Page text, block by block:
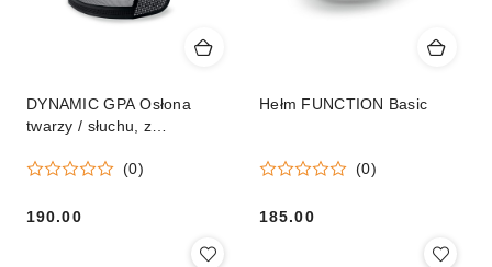
DYNAMIC GPA Osłona
twarzy / słuchu, z
(0)
Cena:
190.00
Hełm FUNCTION Basic
(0)
Cena:
185.00